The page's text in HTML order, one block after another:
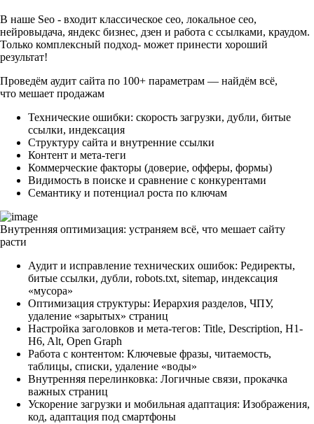
В наше Seo - входит классическое сео, локальное сео,
нейровыдача, яндекс бизнес, дзен и работа с ссылками, краудом.
Только комплексный подход- может принести хороший
результат!
Проведём аудит сайта по 100+ параметрам — найдём всё,
что мешает продажам
Технические ошибки: скорость загрузки, дубли, битые
ссылки, индексация
Структуру сайта и внутренние ссылки
Контент и мета-теги
Коммерческие факторы (доверие, офферы, формы)
Видимость в поиске и сравнение с конкурентами
Семантику и потенциал роста по ключам
Внутренняя оптимизация: устраняем всё, что мешает сайту
расти
Аудит и исправление технических ошибок: Редиректы,
битые ссылки, дубли, robots.txt, sitemap, индексация
«мусора»
Оптимизация структуры: Иерархия разделов, ЧПУ,
удаление «зарытых» страниц
Настройка заголовков и мета-тегов: Title, Description, H1-
H6, Alt, Open Graph
Работа с контентом: Ключевые фразы, читаемость,
таблицы, списки, удаление «воды»
Внутренняя перелинковка: Логичные связи, прокачка
важных страниц
Ускорение загрузки и мобильная адаптация: Изображения,
код, адаптация под смартфоны